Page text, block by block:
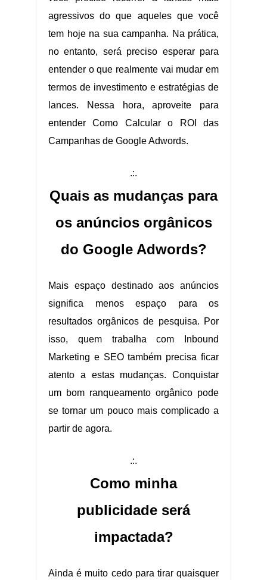
agressivos do que aqueles que você
tem hoje na sua campanha. Na prática,
no entanto, será preciso esperar para
entender o que realmente vai mudar em
termos de investimento e estratégias de
lances. Nessa hora, aproveite para
entender Como Calcular o ROI das
Campanhas de Google Adwords.
.:.
Quais as mudanças para
os anúncios orgânicos
do Google Adwords?
Mais espaço destinado aos anúncios
significa menos espaço para os
resultados orgânicos de pesquisa. Por
isso, quem trabalha com Inbound
Marketing e SEO também precisa ficar
atento a estas mudanças. Conquistar
um bom ranqueamento orgânico pode
se tornar um pouco mais complicado a
partir de agora.
.:.
Como minha
publicidade será
impactada?
Ainda é muito cedo para tirar quaisquer